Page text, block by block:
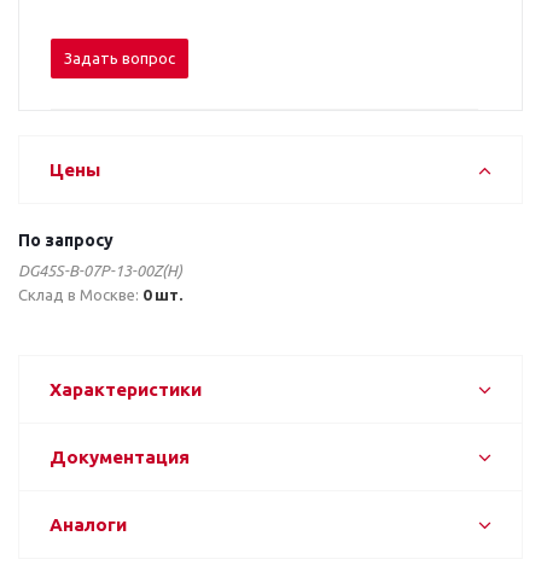
Задать вопрос
Цены
По запросу
DG45S-B-07P-13-00Z(H)
Склад в Москве: 0 шт.
Характеристики
Документация
Аналоги